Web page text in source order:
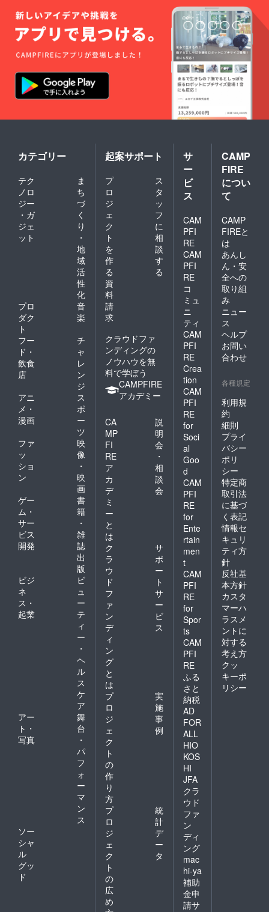
動画視
聴に適
した通
信環境
をご準
備くだ
さい。
※お客様
のイン
ネット
環境に
伴う閲
具合に
関して
は当方
は責任
を負い
かねま
げま
す。 ※
イン
ター
ネット
回線の
突発的
なトラ
ブルに
演の一
時中断
の可能
ること
をご了
承くだ
さい。
視聴前
に必ず
動画視
した通
信環境
をご準
備くだ
さい。
※お客様
のイン
ター
ネット
環境に
伴う閲
覧の不
具合に
関して
は当方
は責任
かねま
び録音
は一切
禁止い
たしま
す。 本
動画配
信プ
ラット
ホーム
o」を使
信とな
りま
す。必
ず推奨
環境に
て視聴
が可能
認くだ
さい。
■動画視
聴にお
ける推
奨環境
[スマー
トフォ
ン、タ
ブレッ
ト] ・
12.4以
(Google
Safari
Firefox)
iPadOS
最新
ジョン
(Google
Chrom
Safari
Firefox)
Android
OS 5以
(Google
Chrom
Firefox)
※各ブラ
ウザ
は、い
ずれも
最新版
をご利
用いた
だきま
すよう
お願い
申し上
カテゴリー
テク
ノロ
ジー
・ガ
ジェ
ット
ま
ち
づ
く
り
・
地
域
活
性
化
プロ
ダク
ト
音
楽
フー
ド・
飲食
店
チ
ャ
レ
ン
ジ
アニ
メ・
漫画
ス
ポ
ー
ツ
ファ
ッ
ショ
ン
映
像
・
映
画
ゲー
ム・
サー
ビス
開発
書
籍
・
雑
誌
出
版
ビジ
ネ
ス・
起業
ビ
ュ
ー
テ
ィ
ー
・
ヘ
ル
ス
ケ
ア
アー
ト・
写真
舞
台
・
パ
フ
ォ
ー
マ
ン
ス
ソー
シャ
ル
グッ
ド
起案サポート
プ
ロ
ジ
ェ
ク
ト
を
作
る
ス
タ
ッ
フ
に
相
談
す
る
資
料
請
求
クラウドファ
ンディングの
ノウハウを無
料で学ぼう
CAMPFIRE
アカデミー
CA
MP
FI
RE
ア
カ
デ
ミ
ー
と
は
説
明
会
・
相
談
会
ク
ラ
ウ
ド
フ
ァ
ン
デ
ィ
ン
グ
と
は
サ
ポ
ー
ト
サ
ー
ビ
ス
プ
ロ
ジ
ェ
ク
ト
の
作
り
方
実
施
事
例
プ
ロ
ジ
ェ
ク
ト
の
広
め
統
計
デ
ー
タ
サ
ー
ビ
ス
CAM
PFI
RE
CAM
PFI
RE
コ
ミュ
ニ
ティ
CAM
PFI
RE
Crea
tion
CAM
PFI
RE
for
Soci
al
Goo
d
CAM
PFI
RE
for
Ente
rtain
men
t
CAM
PFI
RE
for
Spor
ts
CAM
PFI
RE
ふる
さと
納税
AD
FOR
ALL
HIO
KOS
HI
JFA
クラ
ウド
ファ
ン
ディ
ング
mac
hi-ya
補助
金申
請サ
CAMP
FIRE
につい
て
CAMP
FIREと
は
あんし
ん・安
全への
取り組
み
ニュー
ス
ヘルプ
お問い
合わせ
各種規定
利用規
約
細則
プライ
バシー
ポリ
シー
特定商
取引法
に基づ
く表記
情報セ
キュリ
ティ方
針
反社基
本方針
カスタ
マーハ
ラスメ
ントに
対する
考え方
クッ
キーポ
リシー